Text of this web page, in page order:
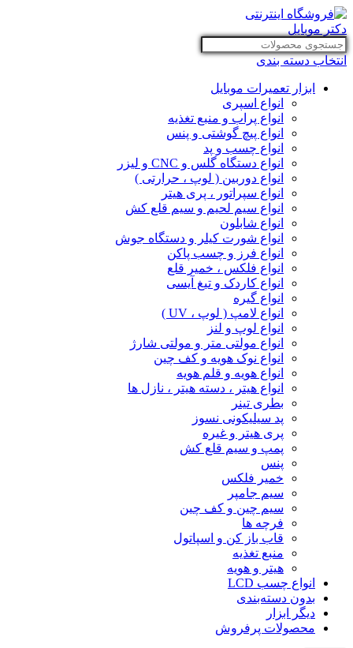
انتخاب دسته بندی
ابزار تعمیرات موبایل
انواع اسپری
انواع پراب و منبع تغذیه
انواع پیچ گوشتی و پنس
انواع چسب و پد
انواع دستگاه گلس و CNC و لیزر
انواع دوربین ( لوپ ، حرارتی )
انواع سپراتور ، پری هیتر
انواع سیم لحیم و سیم قلع کش
انواع شابلون
انواع شورت کیلر و دستگاه جوش
انواع فرز و چسب پاکن
انواع فلکس ، خمیر قلع
انواع کاردک و تیغ آیسی
انواع گیره
انواع لامپ ( لوپ ، UV )
انواع لوپ و لنز
انواع مولتی متر و مولتی شارژ
انواع نوک هویه و کف چین
انواع هویه و قلم هویه
انواع هیتر ، دسته هیتر ، نازل ها
بطری تینر
پد سیلیکونی نسوز
پری هیتر و غیره
پمپ و سیم قلع کش
پنس
خمیر فلکس
سیم جامپر
سیم چین و کف چین
فرچه ها
قاب باز کن و اسپاتول
منبع تغذیه
هیتر و هویه
انواع چسب LCD
بدون دسته‌بندی
دیگر ابزار
محصولات پرفروش